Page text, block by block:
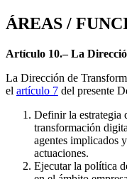
ÁREAS /
Artículo 10.– La
La Dirección de
el artículo 7 del presente
Definir la estrategia
transformación
agentes implicados
actuaciones.
Ejecutar la política